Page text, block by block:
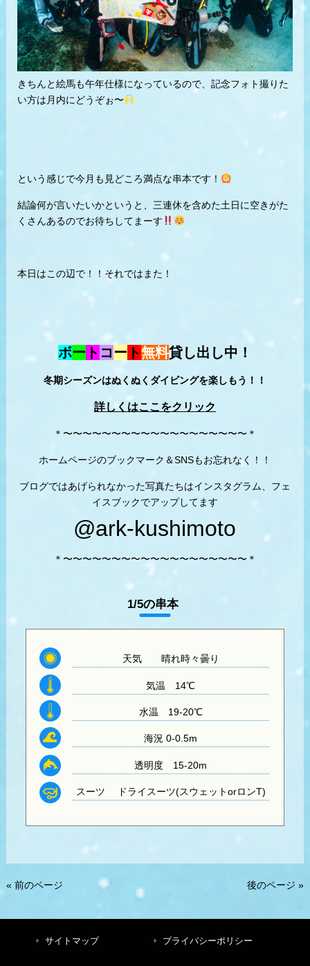
きちんと絵馬も午年仕様になっているので、記念フォト撮りた
い方は月内にどうぞぉ〜
という感じで今月も見どころ満点な串本です！
結論何が言いたいかというと、三連休を含めた土日に空きがた
くさんあるのでお待ちしてまーす
本日はこの辺で！！それではまた！
ボー ト コー ト無料貸し出し中！
冬期シーズンはぬくぬくダイビングを楽しもう！！
詳しくはここをクリック
＊〜〜〜〜〜〜〜〜〜〜〜〜〜〜〜〜〜〜〜＊
ホームページのブックマーク＆SNSもお忘れなく！！
ブログではあげられなかった写真たちはインスタグラム、フェ
イスブックでアップしてます
@ark-kushimoto
＊〜〜〜〜〜〜〜〜〜〜〜〜〜〜〜〜〜〜〜＊
1/5の串本
天気 晴れ時々曇り
気温 14℃
水温 19-20℃
海況 0-0.5m
透明度 15-20m
スーツ ドライスーツ(スウェットorロンT)
« 前のページ 後のページ »
サイトマップ プライバシーポリシー